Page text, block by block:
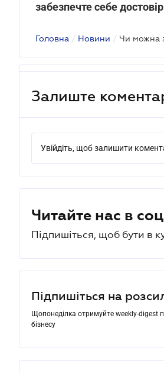
забезпечте себе
Головна / Новини /
Залиште
Увійдіть, щоб залишити
Читайте нас в
Підпишіться, щоб бути в
Підпишіться на
Щопонеділка отримуйте weekly-digest
бізнесу